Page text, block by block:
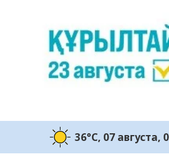
36°C, 07 августа,